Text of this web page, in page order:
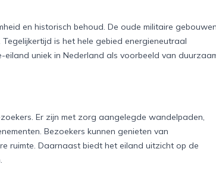
en historisch behoud. De oude militaire
is het hele gebied energieneutraal
uniek in Nederland als voorbeeld van
Er zijn met zorg aangelegde wandelpaden,
Bezoekers kunnen genieten van
ruimte. Daarnaast biedt het eiland uitzicht op de